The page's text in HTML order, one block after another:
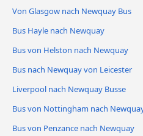
Von Glasgow nach Newquay Bus
Bus Hayle nach Newquay
Bus von Helston nach Newquay
Bus nach Newquay von Leicester
Liverpool nach Newquay Busse
Bus von Nottingham nach
Bus von Penzance nach Newquay